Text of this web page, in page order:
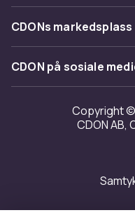
Tilbakekallinger
Varemerker
Om oss
Kundeanmeldelser
Jobbe på CDON
Investor relations
Tilgjengelighet
CDONs markedsplass
Merchant Help Center
CDON på sosiale
Copyright ©
CDON AB,